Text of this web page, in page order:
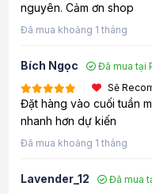
nguyên. Cảm ơn shop
Đã mua khoảng 1 tháng
Bích Ngọc
Đã mua tại
Sẽ
Đặt hàng vào cuối tuần
nhanh hơn dự kiến
Đã mua khoảng 1 tháng
Lavender_12
Đã mua